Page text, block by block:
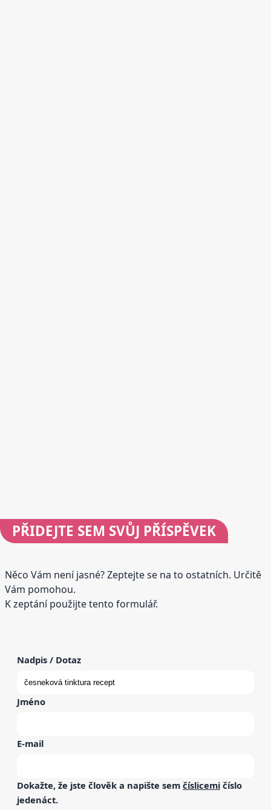
PŘIDEJTE SEM SVŮJ PŘÍSPĚVEK
Něco Vám není jasné? Zeptejte se na to ostatních. Určitě
Vám pomohou.
K zeptání použijte tento formulář.
Nadpis / Dotaz
Jméno
E-mail
Dokažte, že jste člověk a napište sem číslicemi číslo
jedenáct.